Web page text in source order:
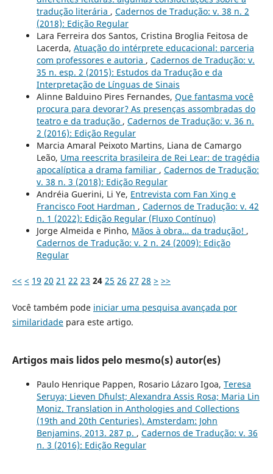
tradução literária , Cadernos de Tradução: v. 38 n. 2
(2018): Edição Regular
Lara Ferreira dos Santos, Cristina Broglia Feitosa de
Lacerda, Atuação do intérprete educacional: parceria
com professores e autoria , Cadernos de Tradução: v.
35 n. esp. 2 (2015): Estudos da Tradução e da
Interpretação de Línguas de Sinais
Alinne Balduino Pires Fernandes, Que fantasma você
procura para devorar? As presenças assombradas do
teatro e da tradução , Cadernos de Tradução: v. 36 n.
2 (2016): Edição Regular
Marcia Amaral Peixoto Martins, Liana de Camargo
Leão, Uma reescrita brasileira de Rei Lear: de tragédia
apocalíptica a drama familiar , Cadernos de Tradução:
v. 38 n. 3 (2018): Edição Regular
Andréia Guerini, Li Ye, Entrevista com Fan Xing e
Francisco Foot Hardman , Cadernos de Tradução: v. 42
n. 1 (2022): Edição Regular (Fluxo Contínuo)
Jorge Almeida e Pinho, Mãos à obra… da tradução! ,
Cadernos de Tradução: v. 2 n. 24 (2009): Edição
Regular
<< < 19 20 21 22 23 24 25 26 27 28 > >>
Você também pode iniciar uma pesquisa avançada por
similaridadepara este artigo.
Artigos mais lidos pelo mesmo(s) autor(es)
Paulo Henrique Pappen, Rosario Lázaro Igoa, Teresa
Seruya; Lieven D´hulst; Alexandra Assis Rosa; Maria Lin
Moniz. Translation in Anthologies and Collections
(19th and 20th Centuries). Amsterdam: John
Benjamins, 2013. 287 p. , Cadernos de Tradução: v. 36
n. 3 (2016): Edição Regular